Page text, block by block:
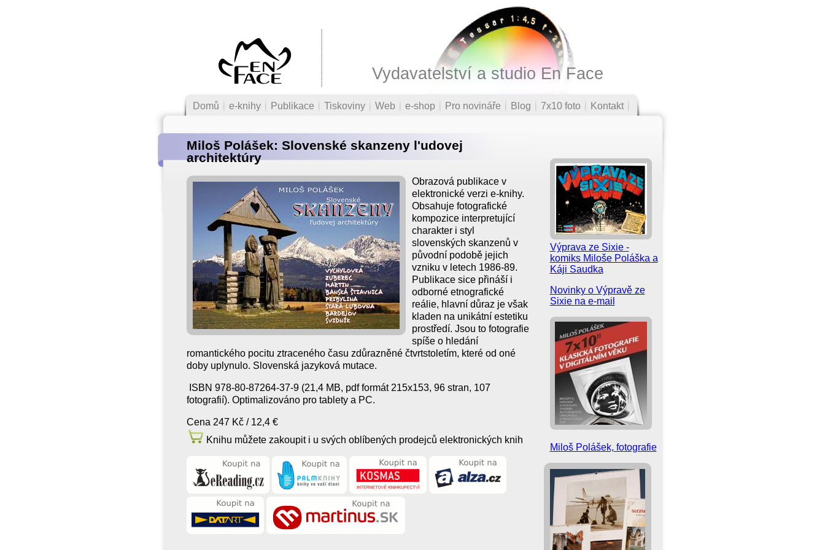
Vydavatelství a studio En Face
Domů e-knihy Publikace Tiskoviny Web e-shop Pro novináře Blog 7x10 foto Kontakt
Miloš Polášek: Slovenské skanzeny l'udovej
architektúry
Obrazová publikace v
elektronické verzi e-knihy.
Obsahuje fotografické
kompozice interpretující
charakter i styl
slovenských skanzenů v
původní podobě jejich
vzniku v letech 1986-89.
Publikace sice přináší i
odborné etnografické
reálie, hlavní důraz je však
kladen na unikátní estetiku
prostředí. Jsou to fotografie
spíše o hledání
romantického pocitu ztraceného času zdůrazněné čtvrtstoletím, které od oné
doby uplynulo. Slovenská jazyková mutace.
ISBN 978-80-87264-37-9 (21,4 MB, pdf formát 215x153, 96 stran, 107
fotografií). Optimalizováno pro tablety a PC.
Cena 247 Kč / 12,4 €
Knihu můžete zakoupit i u svých oblíbených prodejců elektronických knih
Výprava ze Sixie -
komiks Miloše Poláška a
Káji Saudka
Novinky o Výpravě ze
Sixie na e-mail
Miloš Polášek, fotografie